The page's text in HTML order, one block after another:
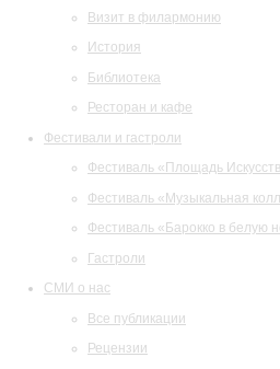
Визит в филармонию
История
Библиотека
Ресторан и кафе
Фестивали и гастроли
Фестиваль «Площадь
Фестиваль «Музыкальная
Фестиваль «Барокко в белую
Гастроли
СМИ о нас
Все публикации
Рецензии